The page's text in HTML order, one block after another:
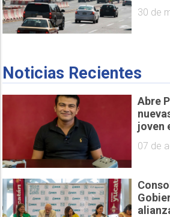
30 de
Noticias Recientes
Abre
joven
07 de